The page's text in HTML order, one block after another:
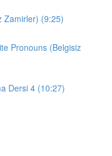
Zamirler) (9:25)
Pronouns (Belgisiz
Dersi 4 (10:27)